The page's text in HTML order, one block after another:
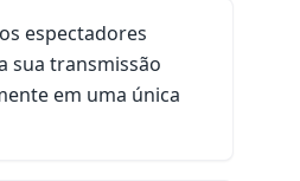
espectadores
sua transmissão
em uma única